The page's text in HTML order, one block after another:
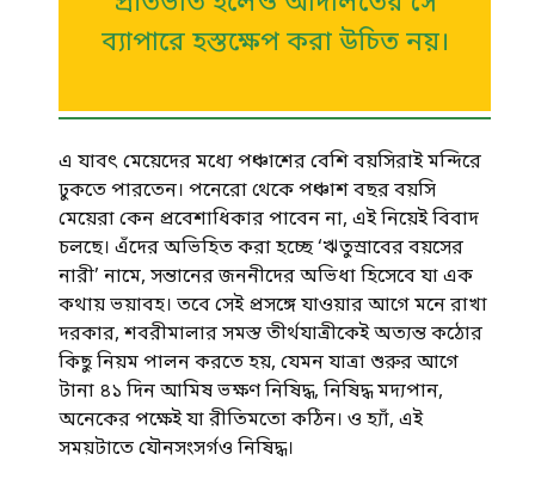
ব্যাপারে হস্তক্ষেপ করা উচিত নয়।
এ যাবৎ মেয়েদের মধ্যে পঞ্চাশের বেশি বয়সিরাই মন্দিরে
ঢুকতে পারতেন। পনেরো থেকে পঞ্চাশ বছর বয়সি
মেয়েরা কেন প্রবেশাধিকার পাবেন না, এই নিয়েই বিবাদ
চলছে। এঁদের অভিহিত করা হচ্ছে ‘ঋতুস্রাবের বয়সের
নারী’ নামে, সন্তানের জননীদের অভিধা হিসেবে যা এক
কথায় ভয়াবহ। তবে সেই প্রসঙ্গে যাওয়ার আগে মনে রাখা
দরকার, শবরীমালার সমস্ত তীর্থযাত্রীকেই অত্যন্ত কঠোর
কিছু নিয়ম পালন করতে হয়, যেমন যাত্রা শুরুর আগে
টানা ৪১ দিন আমিষ ভক্ষণ নিষিদ্ধ, নিষিদ্ধ মদ্যপান,
অনেকের পক্ষেই যা রীতিমতো কঠিন। ও হ্যাঁ, এই
সময়টাতে যৌনসংসর্গও নিষিদ্ধ।